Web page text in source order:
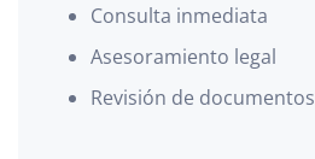
Consulta inmediata
Asesoramiento legal
Revisión de documentos